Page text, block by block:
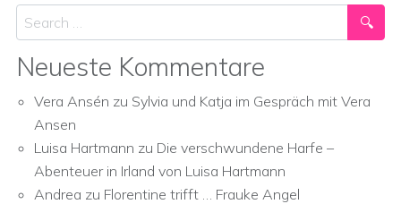
Search
Neueste Kommentare
Vera Ansén zu Sylvia und Katja im Gespräch mit Vera
Ansen
Luisa Hartmann zu Die verschwundene Harfe –
Abenteuer in Irland von Luisa Hartmann
Andrea zu Florentine trifft … Frauke Angel